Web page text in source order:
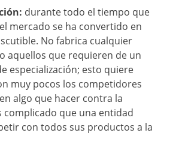
durante todo el tiempo que
mercado se ha convertido en
No fabrica cualquier
aquellos que requieren de un
especialización; esto quiere
muy pocos los competidores
algo que hacer contra la
complicado que una entidad
con todos sus productos a la